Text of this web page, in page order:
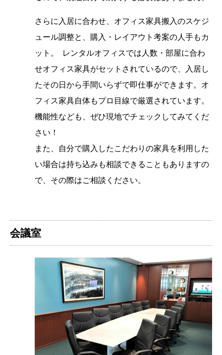
さらに入居に合わせ、オフィス家具搬入のスケジ
ュール調整と、購入・レイアウト考案の人手もカ
ット。 レンタルオフィスでは人数・部屋に合わ
せオフィス家具がセットされているので、入居し
たその日から手間いらずで即仕事ができます。オ
フィス家具自体もプロ目線で厳選されています。
機能性なども、ぜひ現地でチェックしてみてくだ
さい！
また、自分で購入したこだわりの家具を利用した
い場合は持ち込みも相談できることもありますの
で、その際はご相談ください。
会議室